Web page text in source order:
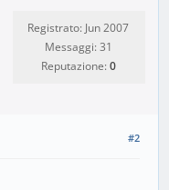
Registrato: Jun 2007
Messaggi: 31
Reputazione: 0
#2